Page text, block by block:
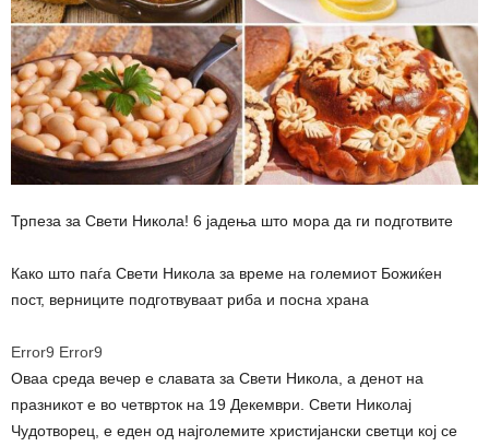
Трпеза за Свети Никола! 6 јадења што мора да ги подготвите
Како што паѓа Свети Никола за време на големиот Божиќен
пост, верниците подготвуваат риба и посна храна
Error9 Error9
Оваа среда вечер е славата за Свети Никола, а денот на
празникот е во четврток на 19 Декември. Свети Николај
Чудотворец, е еден од најголемите христијански светци кој се